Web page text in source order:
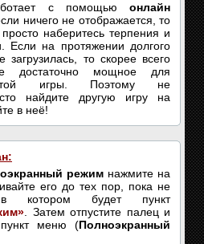
с помощью онлайн
ничего не отображается, то
наберитесь терпения и
Если на протяжении долгого
то скорее всего
достаточно мощное для
этой игры. Поэтому не
найдите другую игру на
в неё!
режим нажмите на
его до тех пор, пока не
котором будет пункт
. Затем отпустите палец и
меню (Полноэкранный